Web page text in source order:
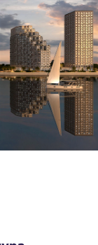
на обработку